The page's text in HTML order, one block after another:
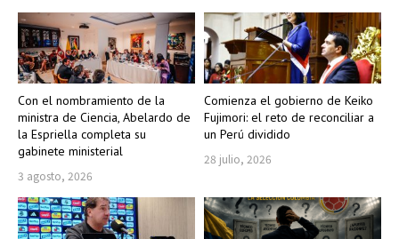
Con el nombramiento de la
ministra de Ciencia, Abelardo de
la Espriella completa su
gabinete ministerial
3 agosto, 2026
Comienza el gobierno de Keiko
Fujimori: el reto de reconciliar a
un Perú dividido
28 julio, 2026